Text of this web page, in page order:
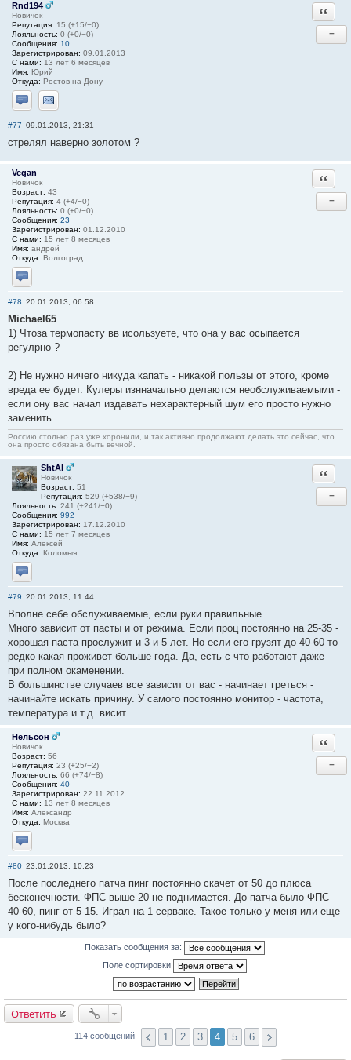
Rnd194
Новичок
Репутация: 15 (+15/−0)
Лояльность: 0 (+0/−0)
Сообщения: 10
Зарегистрирован: 09.01.2013
С нами: 13 лет 6 месяцев
Имя: Юрий
Откуда: Ростов-на-Дону
Отправить личное сообщение
Отправить email
−
#77 09.01.2013, 21:31
стрелял наверно золотом ?
Vegan
Новичок
Возраст: 43
Репутация: 4 (+4/−0)
Лояльность: 0 (+0/−0)
Сообщения: 23
Зарегистрирован: 01.12.2010
С нами: 15 лет 8 месяцев
Имя: андрей
Откуда: Волгоград
Отправить личное сообщение
−
#78 20.01.2013, 06:58
Michael65
1) Чтоза термопасту вв исользуете, что она у вас осыпается
регулрно ?
2) Не нужно ничего никуда капать - никакой пользы от этого, кроме
вреда ее будет. Кулеры изнначально делаются необслуживаемыми -
если ону вас начал издавать нехарактерный шум его просто нужно
заменить.
Россию столько раз уже хоронили, и так активно продолжают делать это сейчас, что
она просто обязана быть вечной.
ShtAl
Новичок
Возраст: 51
Репутация: 529 (+538/−9)
Лояльность: 241 (+241/−0)
Сообщения: 992
Зарегистрирован: 17.12.2010
С нами: 15 лет 7 месяцев
Имя: Алексей
Откуда: Коломыя
Отправить личное сообщение
−
#79 20.01.2013, 11:44
Вполне себе обслуживаемые, если руки правильные.
Много зависит от пасты и от режима. Если проц постоянно на 25-35 -
хорошая паста прослужит и 3 и 5 лет. Но если его грузят до 40-60 то
редко какая проживет больше года. Да, есть с что работают даже
при полном окаменении.
В большинстве случаев все зависит от вас - начинает греться -
начинайте искать причину. У самого постоянно монитор - частота,
температура и т.д. висит.
Нельсон
Новичок
Возраст: 56
Репутация: 23 (+25/−2)
Лояльность: 66 (+74/−8)
Сообщения: 40
Зарегистрирован: 22.11.2012
С нами: 13 лет 8 месяцев
Имя: Александр
Откуда: Москва
Отправить личное сообщение
−
#80 23.01.2013, 10:23
После последнего патча пинг постоянно скачет от 50 до плюса
бесконечности. ФПС выше 20 не поднимается. До патча было ФПС
40-60, пинг от 5-15. Играл на 1 серваке. Такое только у меня или еще
у кого-нибудь было?
Показать сообщения за:
Поле сортировки
Ответить
114 сообщений 1 2 3 4 5 6